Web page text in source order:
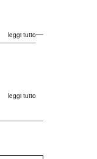
leggi tutto
leggi tutto